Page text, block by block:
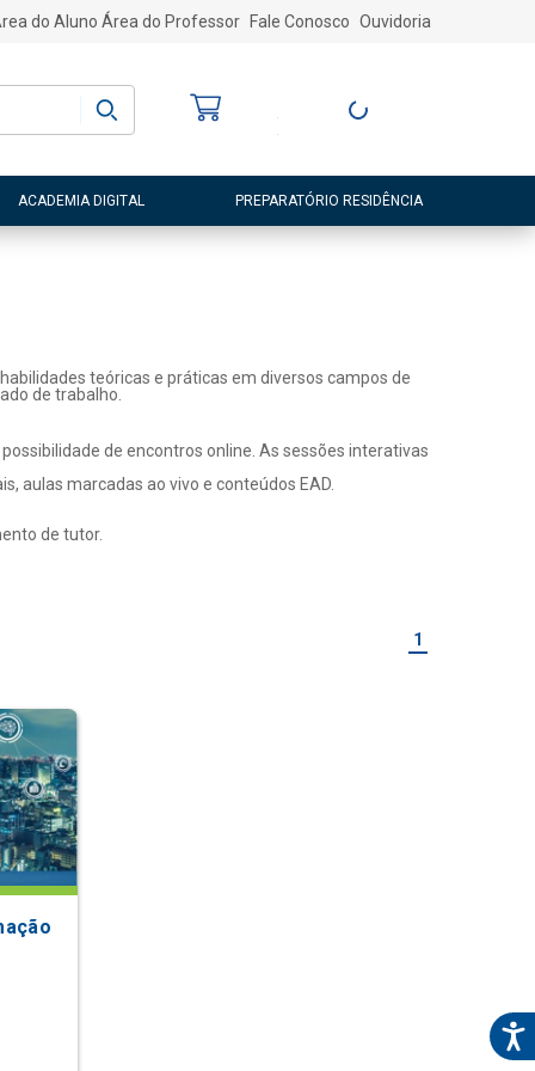
do Aluno Área do Professor Fale Conosco Ouvidoria
Entre ou Cadastre-
ACADEMIA DIGITAL PREPARATÓRIO RESIDÊNCIA
teóricas e práticas em diversos campos de
de trabalho.
de encontros online. As sessões interativas
aulas marcadas ao vivo e conteúdos EAD.
de tutor.
1